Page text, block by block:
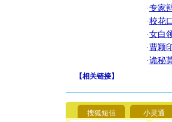
·专家
·校花
·女白
·曹颖
·诡秘
【相关链接】
搜狐短信 小灵通